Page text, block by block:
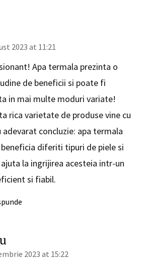
2023 at 11:21
Apa termala prezinta o
de beneficii si poate fi
in mai multe moduri variate!
rica varietate de produse vine cu
adevarat concluzie: apa termala
diferiti tipuri de piele si
la ingrijirea acesteia intr-un
si fiabil.
2023 at 15:22